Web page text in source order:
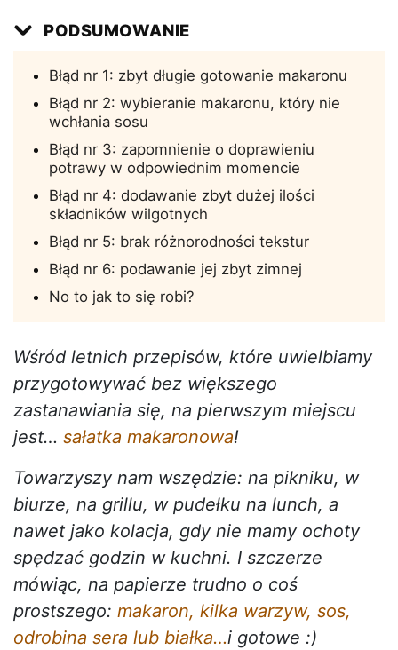
PODSUMOWANIE
Błąd nr 1: zbyt długie gotowanie makaronu
Błąd nr 2: wybieranie makaronu, który nie
wchłania sosu
Błąd nr 3: zapomnienie o doprawieniu
potrawy w odpowiednim momencie
Błąd nr 4: dodawanie zbyt dużej ilości
składników wilgotnych
Błąd nr 5: brak różnorodności tekstur
Błąd nr 6: podawanie jej zbyt zimnej
No to jak to się robi?
Wśród letnich przepisów, które uwielbiamy
przygotowywać bez większego
zastanawiania się, na pierwszym miejscu
jest… sałatka makaronowa!
Towarzyszy nam wszędzie: na pikniku, w
biurze, na grillu, w pudełku na lunch, a
nawet jako kolacja, gdy nie mamy ochoty
spędzać godzin w kuchni. I szczerze
mówiąc, na papierze trudno o coś
prostszego: makaron, kilka warzyw, sos,
odrobina sera lub białka…i gotowe :)